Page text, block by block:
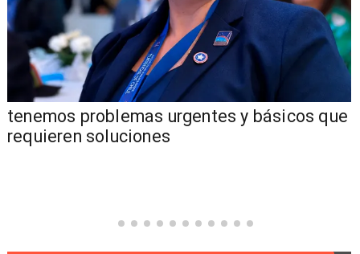
tenemos problemas urgentes y básicos que
requieren soluciones